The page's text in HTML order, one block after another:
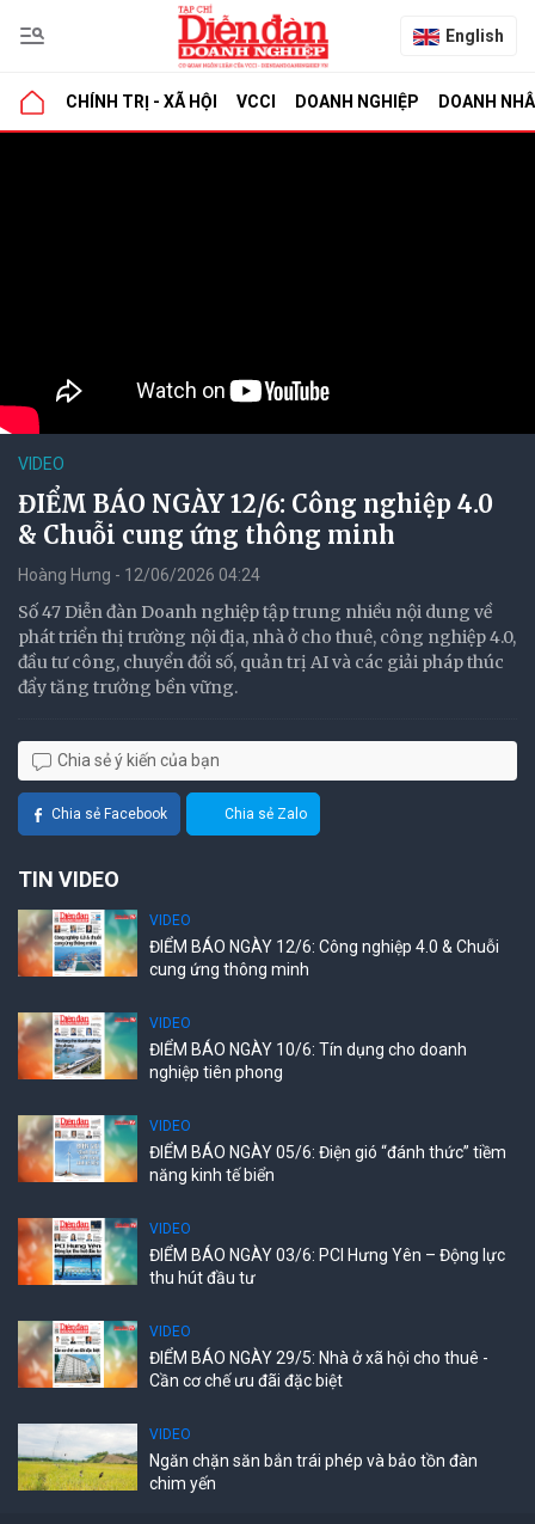
English
CHÍNH TRỊ - XÃ HỘI VCCI DOANH NGHIỆP DOANH
VIDEO
ĐIỂM BÁO NGÀY 12/6: Công nghiệp 4.0
& Chuỗi cung ứng thông minh
Hoàng Hưng - 12/06/2026 04:24
Số 47 Diễn đàn Doanh nghiệp tập trung nhiều nội dung về
phát triển thị trường nội địa, nhà ở cho thuê, công nghiệp 4.0,
đầu tư công, chuyển đổi số, quản trị AI và các giải pháp thúc
đẩy tăng trưởng bền vững.
Chia sẻ ý kiến của bạn
Chia sẻ Facebook Chia sẻ Zalo
TIN VIDEO
VIDEO
ĐIỂM BÁO NGÀY 12/6: Công nghiệp 4.0 & Chuỗi
cung ứng thông minh
VIDEO
ĐIỂM BÁO NGÀY 10/6: Tín dụng cho doanh
nghiệp tiên phong
VIDEO
ĐIỂM BÁO NGÀY 05/6: Điện gió “đánh thức” tiềm
năng kinh tế biển
VIDEO
ĐIỂM BÁO NGÀY 03/6: PCI Hưng Yên – Động lực
thu hút đầu tư
VIDEO
ĐIỂM BÁO NGÀY 29/5: Nhà ở xã hội cho thuê -
Cần cơ chế ưu đãi đặc biệt
VIDEO
Ngăn chặn săn bắn trái phép và bảo tồn đàn
chim yến